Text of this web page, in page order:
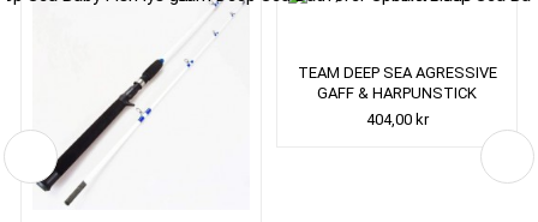
TEAM DEEP SEA AGRESSIVE
GAFF & HARPUNSTICK
404,00 kr